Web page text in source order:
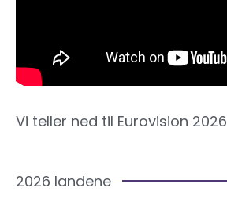
Vi teller ned til Eurovision 2026
2026 landene